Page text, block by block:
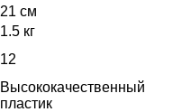
21 см
1.5 кг
12
Высококачественный
пластик